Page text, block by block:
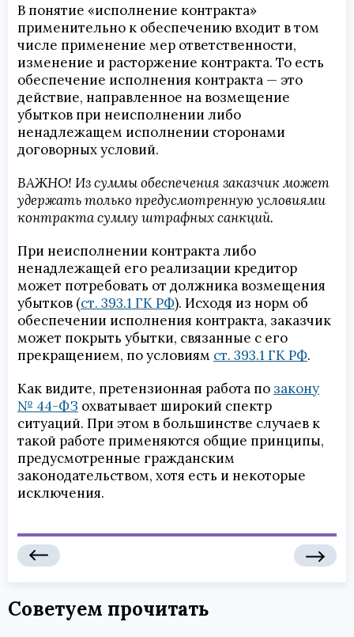
В понятие «исполнение контракта»
применительно к обеспечению входит в том
числе применение мер ответственности,
изменение и расторжение контракта. То есть
обеспечение исполнения контракта — это
действие, направленное на возмещение
убытков при неисполнении либо
ненадлежащем исполнении сторонами
договорных условий.
ВАЖНО! Из суммы обеспечения заказчик может
удержать только предусмотренную условиями
контракта сумму штрафных санкций.
При неисполнении контракта либо
ненадлежащей его реализации кредитор
может потребовать от должника возмещения
убытков (ст. 393.1 ГК РФ). Исходя из норм об
обеспечении исполнения контракта, заказчик
может покрыть убытки, связанные с его
прекращением, по условиям ст. 393.1 ГК РФ.
Как видите, претензионная работа по закону
№ 44-ФЗ охватывает широкий спектр
ситуаций. При этом в большинстве случаев к
такой работе применяются общие принципы,
предусмотренные гражданским
законодательством, хотя есть и некоторые
исключения.
Советуем прочитать